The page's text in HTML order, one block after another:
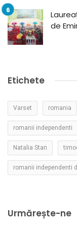
de
Etichete
Varset romania
romanii independenti
Natalia Stan
romanii independenti
Urmărește-ne